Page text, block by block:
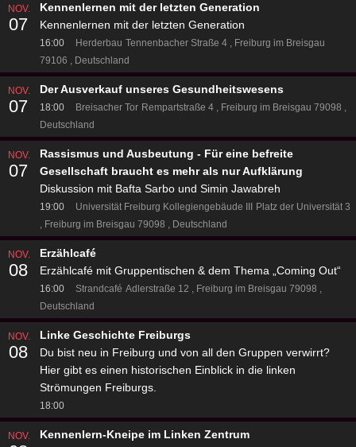
NOV.
07
Kennenlernen mit der letzten Generation
Kennenlernen mit der letzten Generation
16:00 Herderbau Tennenbacher Straße 4
Freiburg im Breisgau
79106
Deutschland
NOV.
07
Der Ausverkauf unseres Gesundheitswesens
18:00 Breisacher Tor Rempartstraße 4
Freiburg im Breisgau 79098
Deutschland
NOV.
07
Rassismus und Ausbeutung - Für eine befreite
Gesellschaft braucht es mehr als nur Aufklärung
Diskussion mit Bafta Sarbo und Simin Jawabreh
19:00 Universität Freiburg Kollegiengebäude III
Platz der Universität 3
Freiburg im Breisgau 79098
Deutschland
NOV.
08
Erzählcafé
Erzählcafé mit Gruppentischen & dem Thema „Coming Out“
16:00 Strandcafé Adlerstraße 12
Freiburg im Breisgau 79098
Deutschland
NOV.
08
Linke Geschichte Freiburgs
Du bist neu in Freiburg und von all den Gruppen verwirrt?
Hier gibt es einen historischen Einblick in die linken
Strömungen Freiburgs.
18:00
NOV.
Kennenlern-Kneipe im Linken Zentrum